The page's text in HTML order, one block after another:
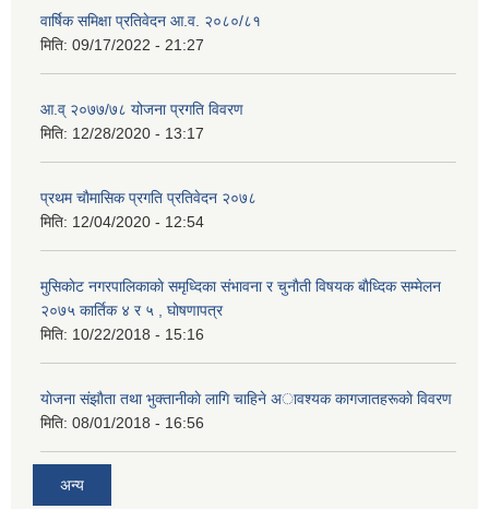
वार्षिक समिक्षा प्रतिवेदन आ.व. २०८०/८१
मिति: 09/17/2022 - 21:27
आ.व् २०७७/७८ योजना प्रगति विवरण
मिति: 12/28/2020 - 13:17
प्रथम चाैमासिक प्रगति प्रतिवेदन २०७८
मिति: 12/04/2020 - 12:54
मुसिकाेट नगरपालिकाकाे समृध्दिका संभावना र चुनाैती विषयक बाैध्दिक सम्मेलन
२०७५ कार्तिक ४ र ५ , घाेषणापत्र
मिति: 10/22/2018 - 15:16
याेजना संझाैता तथा भुक्तानीकाे लागि चाहिने अावश्यक कागजातहरूकाे विवरण
मिति: 08/01/2018 - 16:56
अन्य